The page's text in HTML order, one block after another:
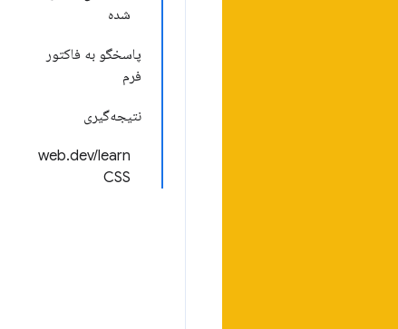
شده
پاسخگو به فاکتور
فرم
نتیجه‌گیری
web.dev/learn
CSS